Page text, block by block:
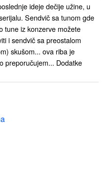
ideje dečije užine, u
Sendvič sa tunom gde
tune iz konzerve možete
i sendvič sa preostalom
skušom... ova riba je
preporučujem... Dodatke